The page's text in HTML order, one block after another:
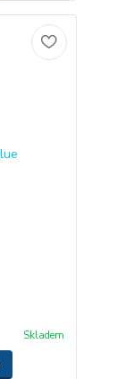
Skladem